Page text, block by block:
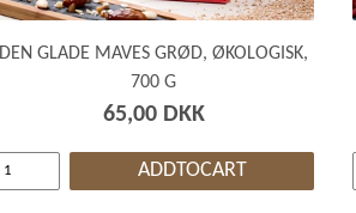
DEN GLADE MAVES GRØD, ØKOLOGISK,
700 G
65,00 DKK
ADDTOCART